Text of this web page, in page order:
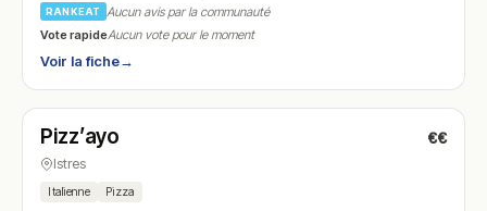
RANKEAT
Aucun avis par la communauté
Vote rapideAucun vote pour le moment
Voir la fiche→
N° 23
Pizz’ayo €€
Istres
Italienne Pizza